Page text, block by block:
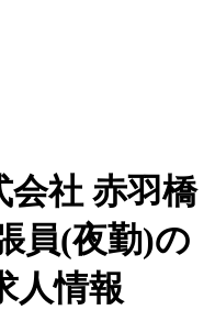
会社 赤羽橋
員(夜勤)の
人情報